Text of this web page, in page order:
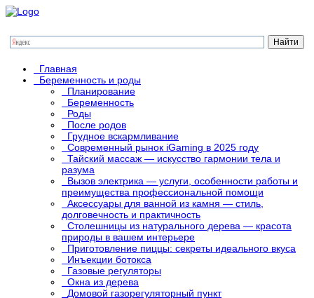
Главная
Беременность и роды
Планирование
Беременность
Роды
После родов
Грудное вскармливание
Современный рынок iGaming в 2025 году
Тайский массаж — искусство гармонии тела и
разума
Вызов электрика — услуги, особенности работы и
преимущества профессиональной помощи
Аксессуары для ванной из камня — стиль,
долговечность и практичность
Столешницы из натурального дерева — красота
природы в вашем интерьере
Приготовление пиццы: секреты идеального вкуса
Инъекции ботокса
Газовые регуляторы
Окна из дерева
Домовой газорегуляторный пункт